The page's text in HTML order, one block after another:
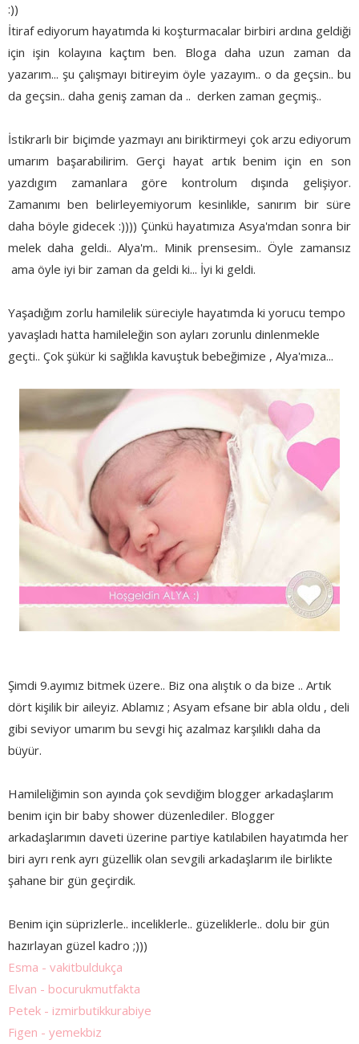
:))
İtiraf ediyorum hayatımda ki koşturmacalar birbiri ardına geldiği
için işin kolayına kaçtım ben. Bloga daha uzun zaman da
yazarım... şu çalışmayı bitireyim öyle yazayım.. o da geçsin.. bu
da geçsin.. daha geniş zaman da .. derken zaman geçmiş..
İstikrarlı bir biçimde yazmayı anı biriktirmeyi çok arzu ediyorum
umarım başarabilirim. Gerçi hayat artık benim için en son
yazdıgım zamanlara göre kontrolum dışında gelişiyor.
Zamanımı ben belirleyemiyorum kesinlikle, sanırım bir süre
daha böyle gidecek :)))) Çünkü hayatımıza Asya'mdan sonra bir
melek daha geldi.. Alya'm.. Minik prensesim.. Öyle zamansız
ama öyle iyi bir zaman da geldi ki... İyi ki geldi.
Yaşadığım zorlu hamilelik süreciyle hayatımda ki yorucu tempo
yavaşladı hatta hamileleğin son ayları zorunlu dinlenmekle
geçti.. Çok şükür ki sağlıkla kavuştuk bebeğimize , Alya'mıza...
Şimdi 9.ayımız bitmek üzere.. Biz ona alıştık o da bize .. Artık
dört kişilik bir aileyiz. Ablamız ; Asyam efsane bir abla oldu , deli
gibi seviyor umarım bu sevgi hiç azalmaz karşılıklı daha da
büyür.
Hamileliğimin son ayında çok sevdiğim blogger arkadaşlarım
benim için bir baby shower düzenlediler. Blogger
arkadaşlarımın daveti üzerine partiye katılabilen hayatımda her
biri ayrı renk ayrı güzellik olan sevgili arkadaşlarım ile birlikte
şahane bir gün geçirdik.
Benim için süprizlerle.. inceliklerle.. güzeliklerle.. dolu bir gün
hazırlayan güzel kadro ;)))
Esma - vakitbuldukça
Elvan - bocurukmutfakta
Petek - izmirbutikkurabiye
Figen - yemekbiz